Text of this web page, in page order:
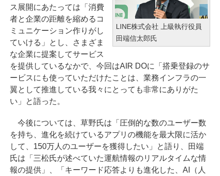
LINE株式会社 上級執行役員
田端信太郎氏
ス展開にあたっては「消費
者と企業の距離を縮めるコ
ミュニケーション作りがし
ていける」とし、さまざま
な企業に提案してサービス
を提供しているなかで、今回はAIR DOに「搭乗登録のサ
ービスにも使っていただけたことは、業務インフラの一
翼として推進している我々にとっても非常にありがた
い」と語った。
今後については、草野氏は「圧倒的な数のユーザー数
を持ち、進化を続けているアプリの機能を最大限に活か
して、150万人のユーザーを獲得したい」と語り、田端
氏は「三松氏が述べていた運航情報のリアルタイムな情
報の提供」、「キーワード応答よりも進化した、AI（人